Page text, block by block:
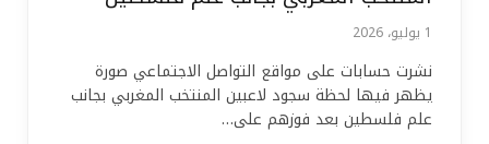
1 يوليو، 2026
نشرت حسابات على مواقع التواصل الاجتماعي صورة
يظهر فيها لحظة سجود لاعبين المنتخب المغربي بجانب
علم فلسطين بعد فوزهم على…